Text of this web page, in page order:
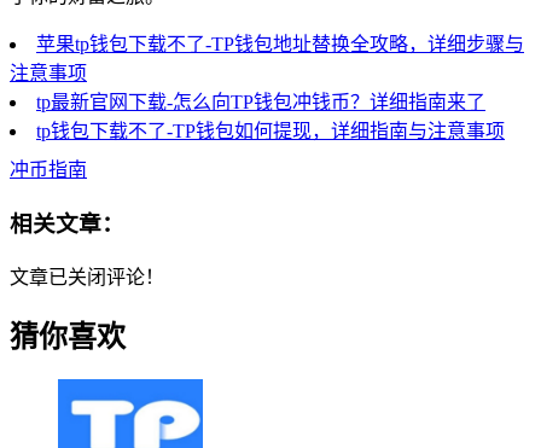
苹果tp钱包下载不了-TP钱包地址替换全攻略，详细步骤与
注意事项
tp最新官网下载-怎么向TP钱包冲钱币？详细指南来了
tp钱包下载不了-TP钱包如何提现，详细指南与注意事项
冲币指南
相关文章：
文章已关闭评论！
猜你喜欢